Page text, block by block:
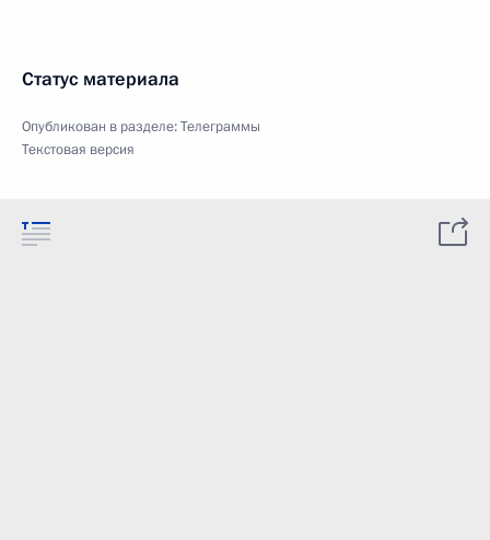
Статус материала
Опубликован в разделе:Телеграммы
Текстовая версия